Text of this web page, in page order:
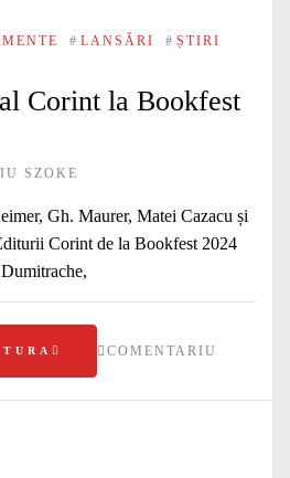
# LANSĂRI # ȘTIRI
Corint la Bookfest
SZOKE
Gh. Maurer, Matei Cazacu și
Corint de la Bookfest 2024
COMENTARIU